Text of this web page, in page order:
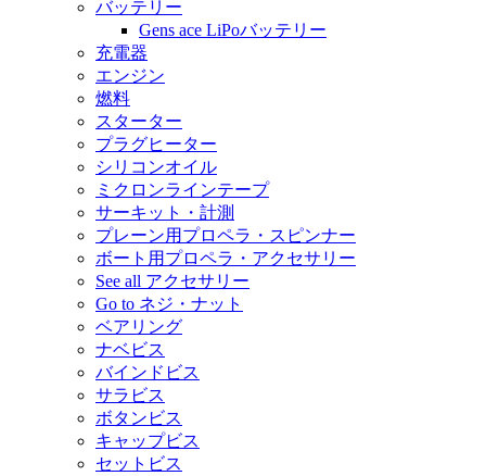
バッテリー
Gens ace LiPoバッテリー
充電器
エンジン
燃料
スターター
プラグヒーター
シリコンオイル
ミクロンラインテープ
サーキット・計測
プレーン用プロペラ・スピンナー
ボート用プロペラ・アクセサリー
See all アクセサリー
Go to ネジ・ナット
ベアリング
ナベビス
バインドビス
サラビス
ボタンビス
キャップビス
セットビス